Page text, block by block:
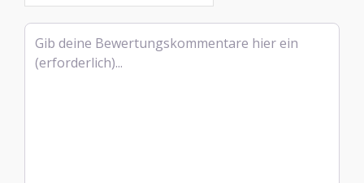
Rezensionstext